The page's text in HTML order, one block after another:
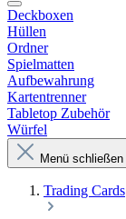
Deckboxen
Hüllen
Ordner
Spielmatten
Aufbewahrung
Kartentrenner
Tabletop Zubehör
Würfel
Menü schließen
Trading Cards